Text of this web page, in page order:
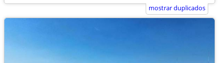
mostrar duplicados